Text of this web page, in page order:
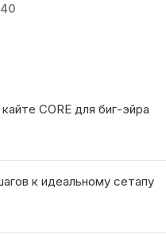
CORE для биг-эйра
к идеальному сетапу